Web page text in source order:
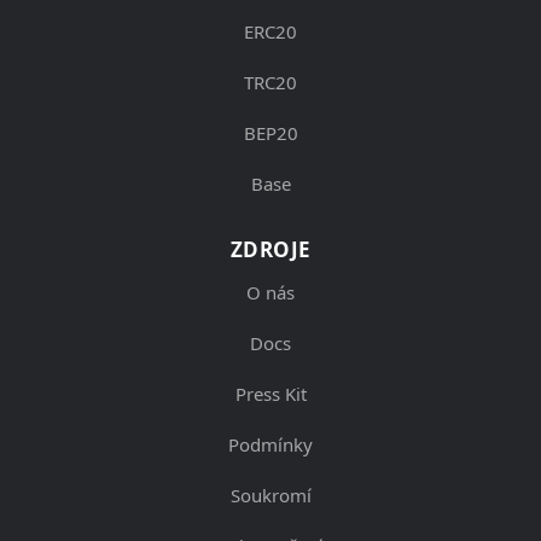
ERC20
TRC20
BEP20
Base
ZDROJE
O nás
Docs
Press Kit
Podmínky
Soukromí